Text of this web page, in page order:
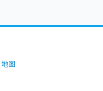
地图